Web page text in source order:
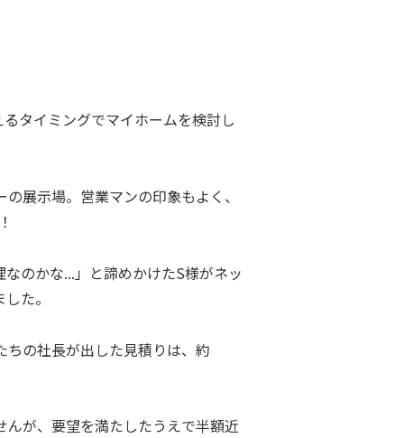
タイミングでマイホームを検討し
展示場。営業マンの印象もよく、
のかな...」と諦めかけたS様がネッ
た。
の社長が出した見積りは、約
が、要望を満たしたうえで半額近